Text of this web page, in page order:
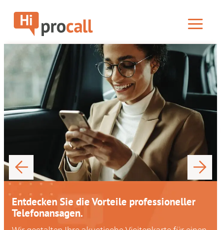
Menü
Entdecken Sie die Vorteile professioneller
Telefonansagen.